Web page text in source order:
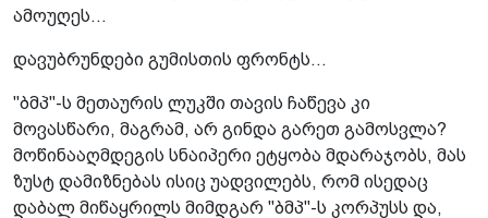
ამოუღეს...
დავუბრუნდები გუმისთის ფრონტს...
"ბმპ"-ს მეთაურის ლუკში თავის ჩაწევა კი
მოვასწარი, მაგრამ, არ გინდა გარეთ გამოსვლა?
მოწინააღმდეგის სნაიპერი ეტყობა მდარაჯობს, მას
ზუსტ დამიზნებას ისიც უადვილებს, რომ ისედაც
დაბალ მიწაყრილს მიმდგარ "ბმპ"-ს კორპუსს და,